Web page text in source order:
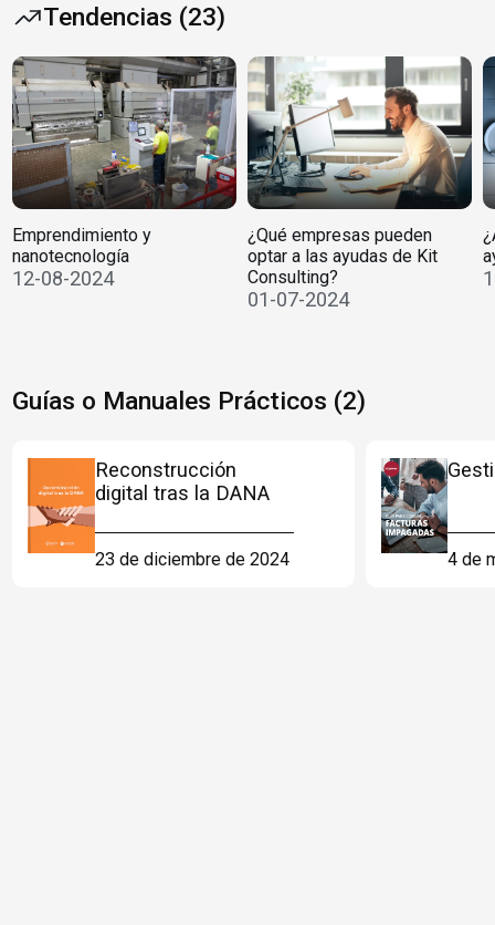
Tendencias (23)
Emprendimiento y
nanotecnología
12-08-2024
¿Qué empresas pueden
optar a las ayudas de Kit
Consulting?
01-07-2024
Guías o Manuales Prácticos (2)
Reconstrucción
digital tras la DANA
23 de diciembre de 2024 4 de